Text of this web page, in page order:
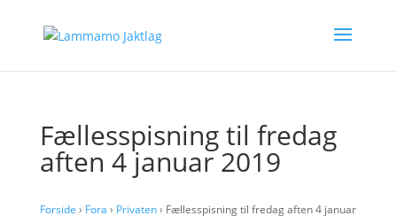
Fællesspisning til fredag
aften 4 januar 2019
Forside › Fora › Privaten› Fællesspisning til fredag aften 4 januar